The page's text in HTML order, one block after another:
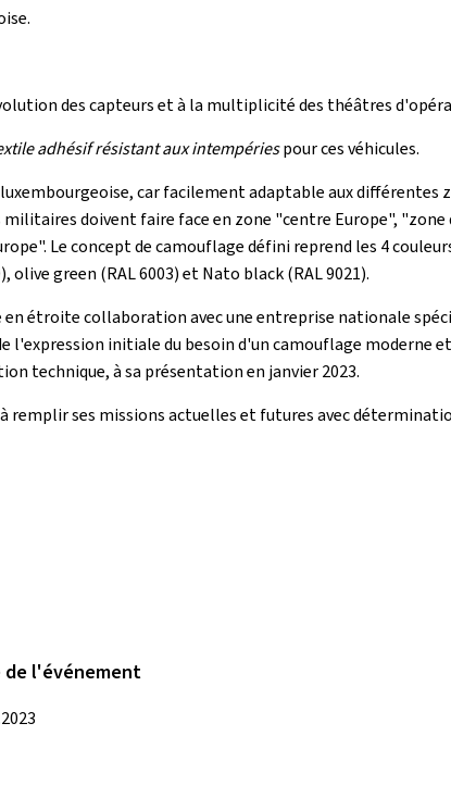
des capteurs et à la multiplicité des théâtres
adhésif résistant aux intempériespour ces véhicules.
car facilement adaptable aux différentes
doivent faire face en zone "centre Europe", "zone
Le concept de camouflage défini reprend les 4
green (RAL 6003) et Nato black (RAL 9021).
étroite collaboration avec une entreprise nationale
l'expression initiale du besoin d'un camouflage moderne
technique, à sa présentation en janvier 2023.
ses missions actuelles et futures avec
de l'événement